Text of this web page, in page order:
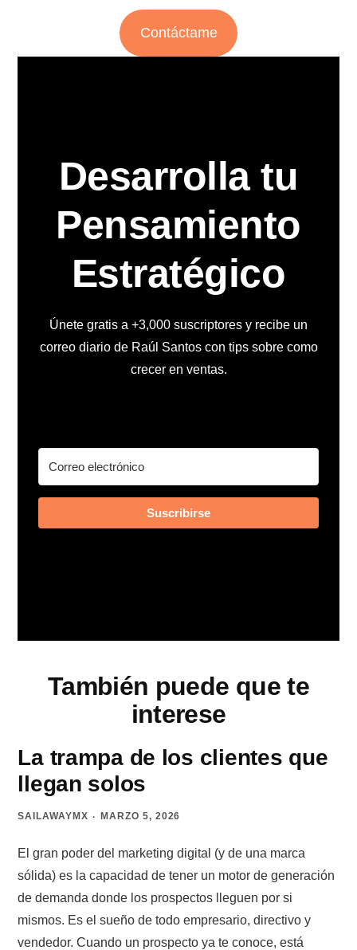
Contáctame
Desarrolla tu
Pensamiento
Estratégico
Únete gratis a +3,000 suscriptores y recibe un
correo diario de Raúl Santos con tips sobre como
crecer en ventas.
Suscribirse
También puede que te
interese
La trampa de los clientes que
llegan solos
SAILAWAYMX MARZO 5, 2026
El gran poder del marketing digital (y de una marca
sólida) es la capacidad de tener un motor de generación
de demanda donde los prospectos lleguen por si
mismos. Es el sueño de todo empresario, directivo y
vendedor. Cuando un prospecto ya te conoce, está